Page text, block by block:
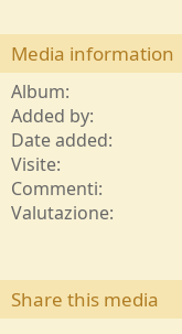
Media information
Album
Added by
Date added
Visite
Commenti
Valutazione
Share this media